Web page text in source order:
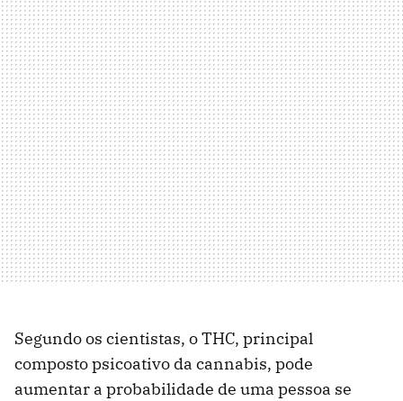
Segundo os cientistas, o THC, principal
composto psicoativo da cannabis, pode
aumentar a probabilidade de uma pessoa se